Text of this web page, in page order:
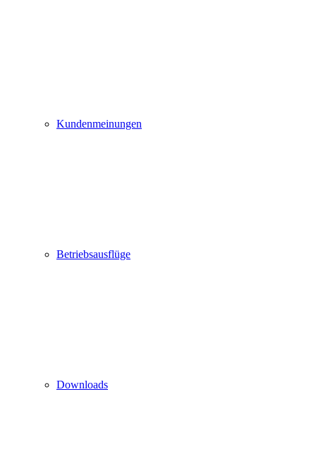
Kundenmeinungen
Betriebsausflüge
Downloads